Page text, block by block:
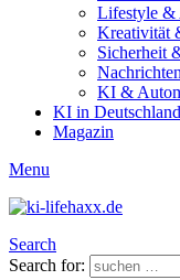
Lifestyle &
Kreativität
Sicherheit
KI &
KI in Deutschland
Magazin
Menu
Search
Search for: